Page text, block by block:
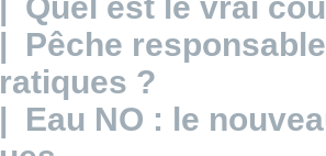
| Pêche
?
| Eau NO : le